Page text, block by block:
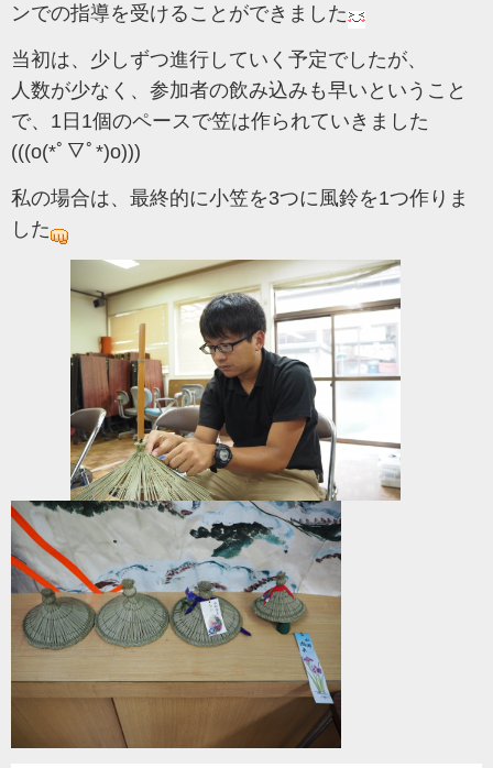
ンでの指導を受けることができました
当初は、少しずつ進行していく予定でしたが、
人数が少なく、参加者の飲み込みも早いということ
で、1日1個のペースで笠は作られていきました
(((o(*ﾟ▽ﾟ*)o)))
私の場合は、最終的に小笠を3つに風鈴を1つ作りま
した